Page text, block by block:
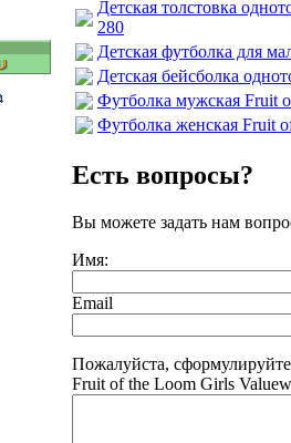
Детская толстовка
280
Детская футболка для
Детская бейсболка
Футболка мужская Fruit
Футболка женская Fruit
Есть вопросы?
Вы можете задать нам
Имя:
Email
Пожалуйста,
Fruit of the Loom Girls